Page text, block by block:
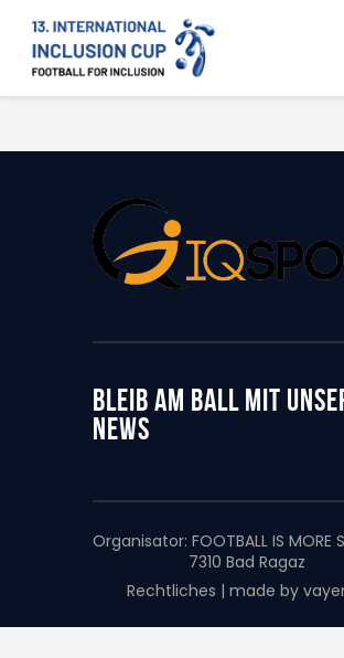
Home
Walking Football Turnier
Über uns
Archiv
BLEIB AM BALL MIT
NEWS
Organisator: FOOTBALL IS MORE
7310 Bad Ragaz
Rechtliches | made by